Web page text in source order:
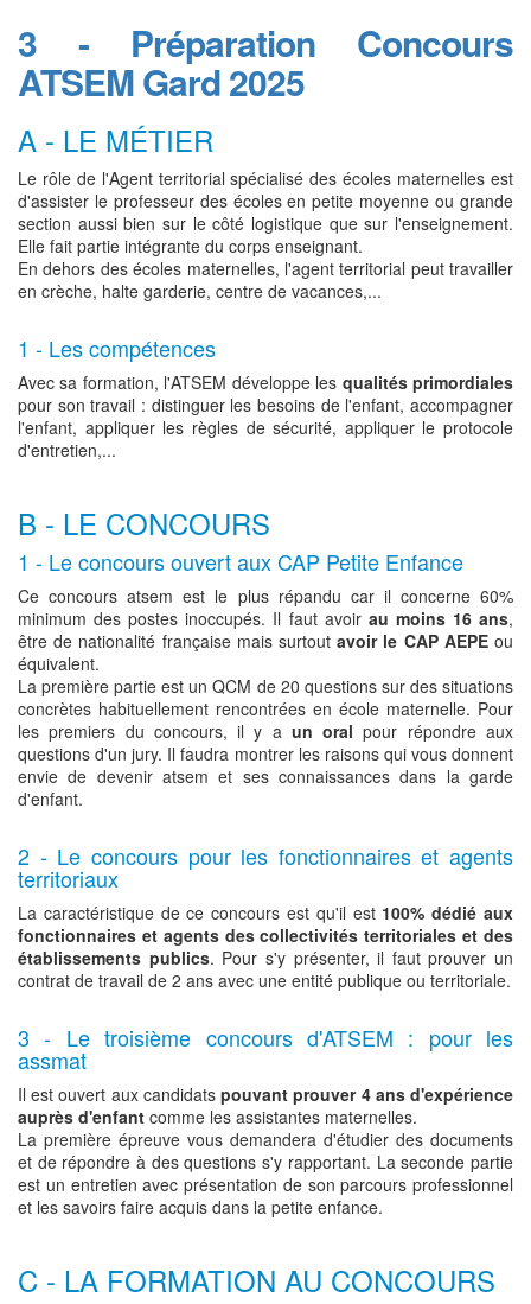
3 - Préparation Concours
ATSEM Gard 2025
A - LE MÉTIER
Le rôle de l'Agent territorial spécialisé des écoles maternelles est
d'assister le professeur des écoles en petite moyenne ou grande
section aussi bien sur le côté logistique que sur l'enseignement.
Elle fait partie intégrante du corps enseignant.
En dehors des écoles maternelles, l'agent territorial peut travailler
en crèche, halte garderie, centre de vacances,...
1 - Les compétences
Avec sa formation, l'ATSEM développe les qualités primordiales
pour son travail : distinguer les besoins de l'enfant, accompagner
l'enfant, appliquer les règles de sécurité, appliquer le protocole
d'entretien,...
B - LE CONCOURS
1 - Le concours ouvert aux CAP Petite Enfance
Ce concours atsem est le plus répandu car il concerne 60%
minimum des postes inoccupés. Il faut avoir au moins 16 ans,
être de nationalité française mais surtoutavoir le CAP AEPEou
équivalent.
La première partie est un QCM de 20 questions sur des situations
concrètes habituellement rencontrées en école maternelle. Pour
les premiers du concours, il y a un oral pour répondre aux
questions d'un jury. Il faudra montrer les raisons qui vous donnent
envie de devenir atsem et ses connaissances dans la garde
d'enfant.
2 - Le concours pour les fonctionnaires et agents
territoriaux
La caractéristique de ce concours est qu'il est 100% dédié aux
fonctionnaires et agents des collectivités territoriales et des
établissements publics. Pour s'y présenter, il faut prouver un
contrat de travail de 2 ans avec une entité publique ou territoriale.
3 - Le troisième concours d'ATSEM : pour les
assmat
Il est ouvert aux candidatspouvant prouver 4 ans d'expérience
auprès d'enfant comme les assistantes maternelles.
La première épreuve vous demandera d'étudier des documents
et de répondre à des questions s'y rapportant. La seconde partie
est un entretien avec présentation de son parcours professionnel
et les savoirs faire acquis dans la petite enfance.
C - LA FORMATION AU CONCOURS